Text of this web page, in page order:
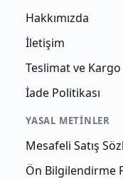
Hakkımızda
İletişim
Teslimat ve Kargo
İade Politikası
YASAL METINLER
Mesafeli Satış
Ön Bilgilendirme